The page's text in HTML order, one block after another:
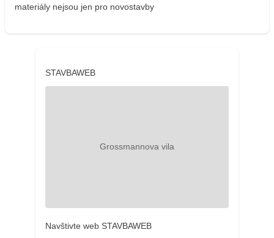
materiály nejsou jen pro novostavby
STAVBAWEB
Navštivte web STAVBAWEB